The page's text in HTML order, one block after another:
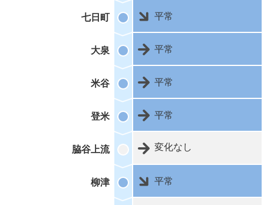
七日町 平常
大泉 平常
米谷 平常
登米 平常
脇谷上流 変化なし
柳津 平常